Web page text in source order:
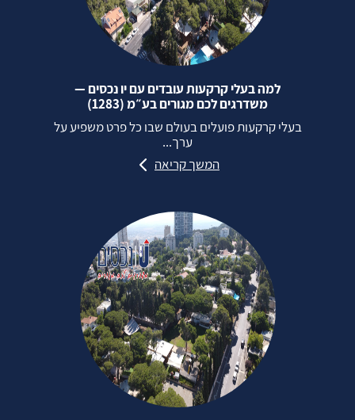
למה בעלי קרקעות עובדים עם יו נכסים —
משדרגים לכם מגורים בע״מ (1283)
בעלי קרקעות פועלים בעולם שבו כל פרט משפיע על
ערך...
המשך קריאה